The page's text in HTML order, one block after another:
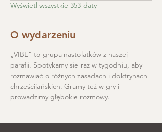
Wyświetl wszystkie 353 daty
O wydarzeniu
„VIBE” to grupa nastolatków z naszej
parafii. Spotykamy się raz w tygodniu, aby
rozmawiać o różnych zasadach i doktrynach
chrześcijańskich. Gramy też w gry i
prowadzimy głębokie rozmowy.